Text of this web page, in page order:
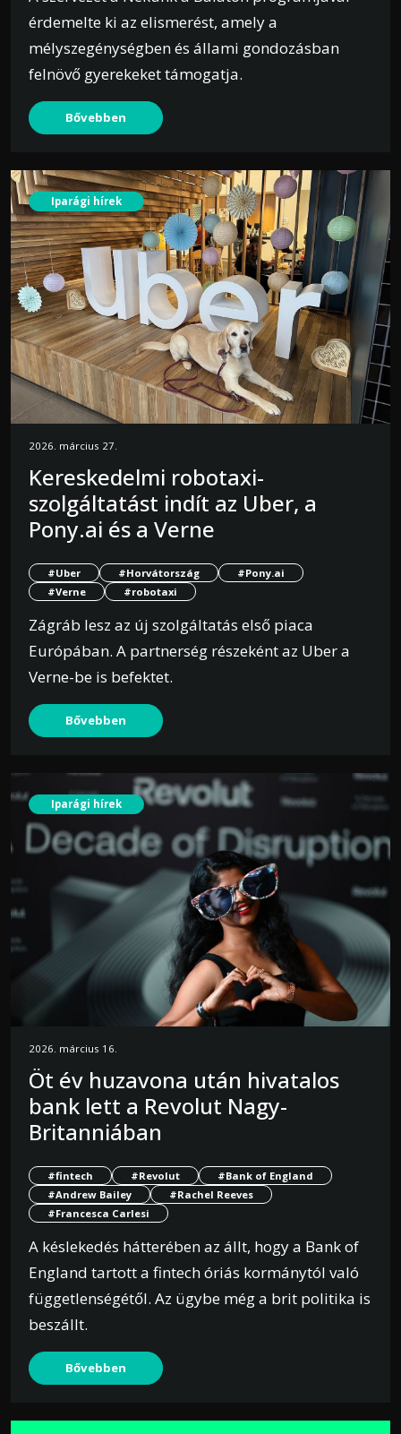
érdemelte ki az elismerést, amely a
mélyszegénységben és állami gondozásban
felnövő gyerekeket támogatja.
Bővebben
Iparági hírek
2026. március 27.
Kereskedelmi robotaxi-
szolgáltatást indít az Uber, a
Pony.ai és a Verne
#Uber #Horvátország
#Pony.ai
#Verne
#robotaxi
Zágráb lesz az új szolgáltatás első piaca
Európában. A partnerség részeként az Uber a
Verne-be is befektet.
Bővebben
Iparági hírek
2026. március 16.
Öt év huzavona után hivatalos
bank lett a Revolut Nagy-
Britanniában
#fintech #Revolut
#Bank of England
#Andrew Bailey
#Rachel Reeves
#Francesca Carlesi
A késlekedés hátterében az állt, hogy a Bank of
England tartott a fintech óriás kormánytól való
függetlenségétől. Az ügybe még a brit politika is
beszállt.
Bővebben